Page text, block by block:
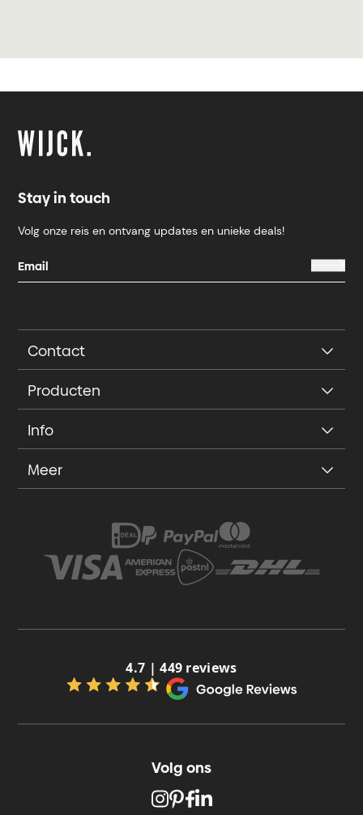
Stay in touch
Volg onze reis en ontvang updates en unieke deals!
Contact
Producten
Info
Meer
4.7 | 449 reviews
Volg ons